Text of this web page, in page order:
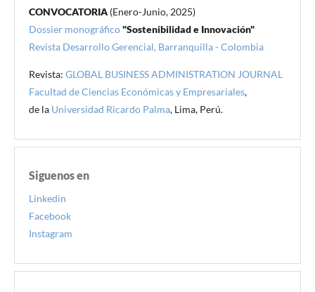
CONVOCATORIA(Enero-Junio, 2025)
Dossier monográfico"Sostenibilidad e Innovación"
Revista Desarrollo Gerencial, Barranquilla - Colombia
Revista: GLOBAL BUSINESS ADMINISTRATION JOURNAL
Facultad de Ciencias Económicas y Empresariales,
de la Universidad Ricardo Palma, Lima, Perú.
Siguenos en
Linkedin
Facebook
Instagram